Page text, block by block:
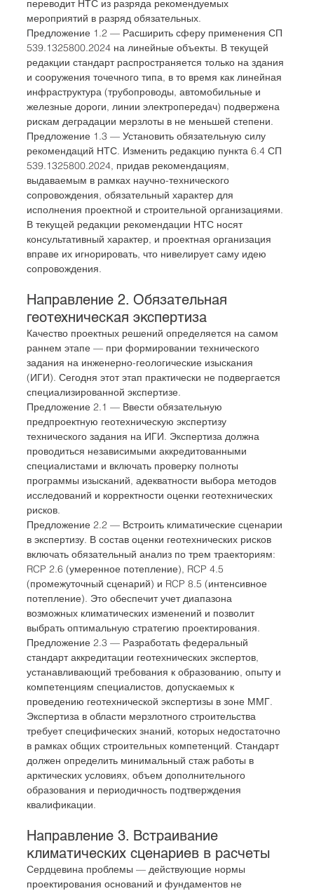
переводит НТС из разряда рекомендуемых
мероприятий в разряд обязательных.
Предложение 1.2 — Расширить сферу применения СП
539.1325800.2024 на линейные объекты. В текущей
редакции стандарт распространяется только на здания
и сооружения точечного типа, в то время как линейная
инфраструктура (трубопроводы, автомобильные и
железные дороги, линии электропередач) подвержена
рискам деградации мерзлоты в не меньшей степени.
Предложение 1.3 — Установить обязательную силу
рекомендаций НТС. Изменить редакцию пункта 6.4 СП
539.1325800.2024, придав рекомендациям,
выдаваемым в рамках научно-технического
сопровождения, обязательный характер для
исполнения проектной и строительной организациями.
В текущей редакции рекомендации НТС носят
консультативный характер, и проектная организация
вправе их игнорировать, что нивелирует саму идею
сопровождения.
Направление 2. Обязательная
геотехническая экспертиза
Качество проектных решений определяется на самом
раннем этапе — при формировании технического
задания на инженерно-геологические изыскания
(ИГИ). Сегодня этот этап практически не подвергается
специализированной экспертизе.
Предложение 2.1 — Ввести обязательную
предпроектную геотехническую экспертизу
технического задания на ИГИ. Экспертиза должна
проводиться независимыми аккредитованными
специалистами и включать проверку полноты
программы изысканий, адекватности выбора методов
исследований и корректности оценки геотехнических
рисков.
Предложение 2.2 — Встроить климатические сценарии
в экспертизу. В состав оценки геотехнических рисков
включать обязательный анализ по трем траекториям:
RCP 2.6 (умеренное потепление), RCP 4.5
(промежуточный сценарий) и RCP 8.5 (интенсивное
потепление). Это обеспечит учет диапазона
возможных климатических изменений и позволит
выбрать оптимальную стратегию проектирования.
Предложение 2.3 — Разработать федеральный
стандарт аккредитации геотехнических экспертов,
устанавливающий требования к образованию, опыту и
компетенциям специалистов, допускаемых к
проведению геотехнической экспертизы в зоне ММГ.
Экспертиза в области мерзлотного строительства
требует специфических знаний, которых недостаточно
в рамках общих строительных компетенций. Стандарт
должен определить минимальный стаж работы в
арктических условиях, объем дополнительного
образования и периодичность подтверждения
квалификации.
Направление 3. Встраивание
климатических сценариев в расчеты
Сердцевина проблемы — действующие нормы
проектирования оснований и фундаментов не